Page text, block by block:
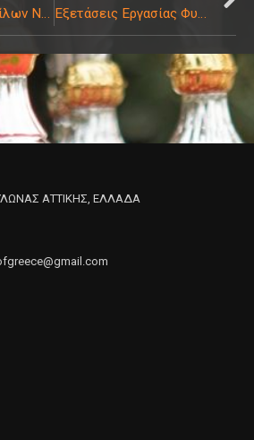
Ο Όμιλος Κυνοφίλων Ντόμπερμαν Ελλάδος σας εύχεται Καλά Χριστούγεννα και ένα ευτυχισμένο και δημιουργικό 2023 Εξετάσεις Εργασίας Φυλών Εργασίας και TOC -Σάββατο 4 Νοεμβρίου 2023
ΑΤΤΙΚΗΣ, ΕΛΛΑΔΑ